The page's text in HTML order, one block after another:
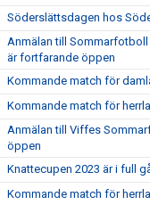
Söderslättsdagen hos
Anmälan till Sommarfotboll
är fortfarande öppen
Kommande match för
Kommande match för
Anmälan till Viffes
öppen
Knattecupen 2023 är i full
Kommande match för